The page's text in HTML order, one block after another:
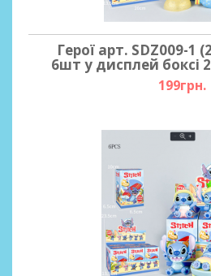
Герої арт. SDZ009-1
6шт у дисплей боксі
199грн.